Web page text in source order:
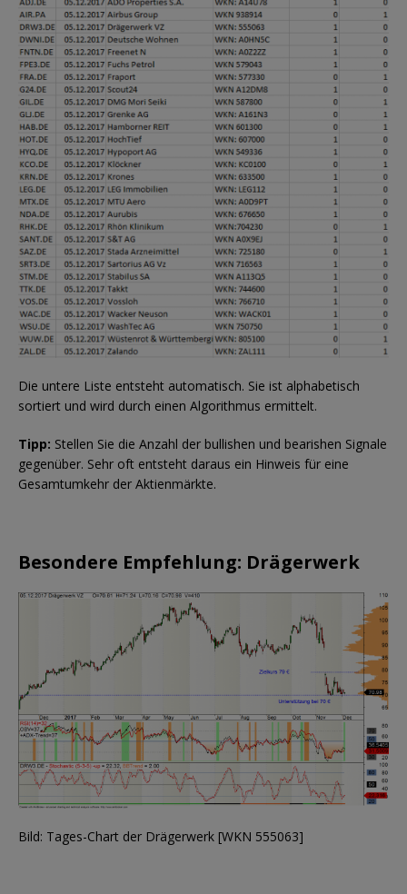
Die untere Liste entsteht automatisch. Sie ist alphabetisch
sortiert und wird durch einen Algorithmus ermittelt.
Tipp: Stellen Sie die Anzahl der bullishen und bearishen Signale
gegenüber. Sehr oft entsteht daraus ein Hinweis für eine
Gesamtumkehr der Aktienmärkte.
Besondere Empfehlung: Drägerwerk
Bild: Tages-Chart der Drägerwerk [WKN 555063]